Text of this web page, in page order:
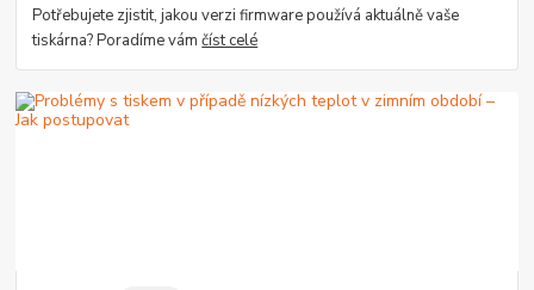
Potřebujete zjistit, jakou verzi firmware používá aktuálně vaše
tiskárna? Poradíme vámčíst celé